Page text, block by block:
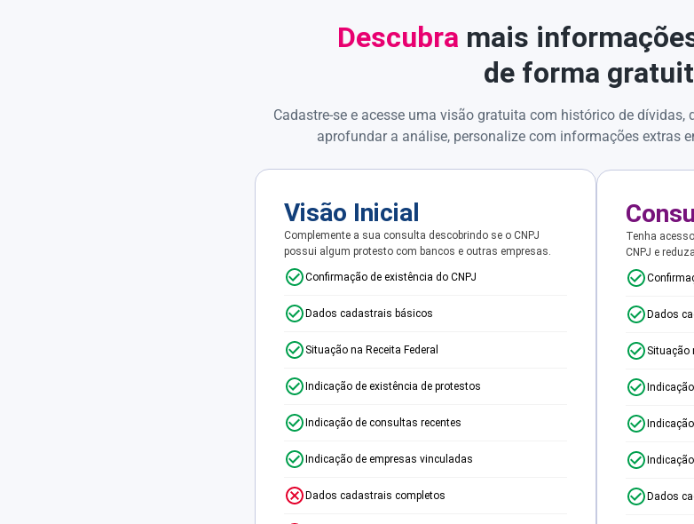
Descubra mais
de forma
Cadastre-se e acesse uma visão gratuita com histórico de
aprofundar a análise, personalize com informações extras
Visão Inicial
Complemente a sua consulta descobrindo se o CNPJ
possui algum protesto com bancos e outras empresas.
Confirmação de existência do CNPJ
Dados cadastrais básicos
Situação na Receita Federal
Indicação de existência de protestos
Indicação de consultas recentes
Indicação de empresas vinculadas
Dados cadastrais completos
Tenha
CNPJ e
Dados
Situação
Dados